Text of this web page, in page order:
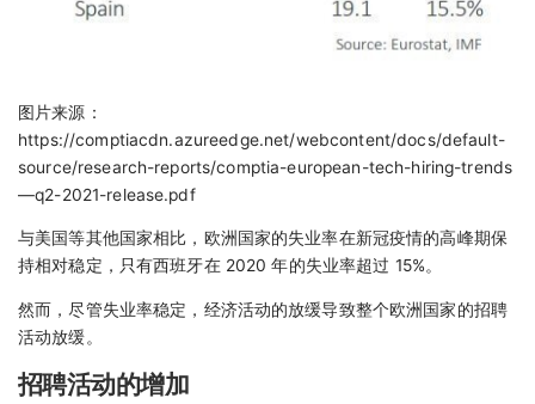
图片来源：
https://comptiacdn.azureedge.net/webcontent/docs/default-
source/research-reports/comptia-european-tech-hiring-trends
—q2-2021-release.pdf
与美国等其他国家相比，欧洲国家的失业率在新冠疫情的高峰期保
持相对稳定，只有西班牙在 2020 年的失业率超过 15%。
然而，尽管失业率稳定，经济活动的放缓导致整个欧洲国家的招聘
活动放缓。
招聘活动的增加